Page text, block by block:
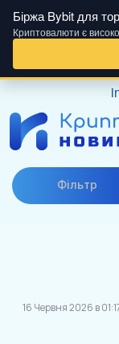
Біржа Bybit для
Криптовалюти є
content
Фiльтр
16 Червня 2026 в